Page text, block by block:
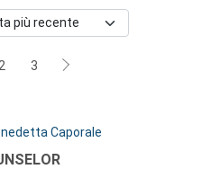
2 3
Caporale